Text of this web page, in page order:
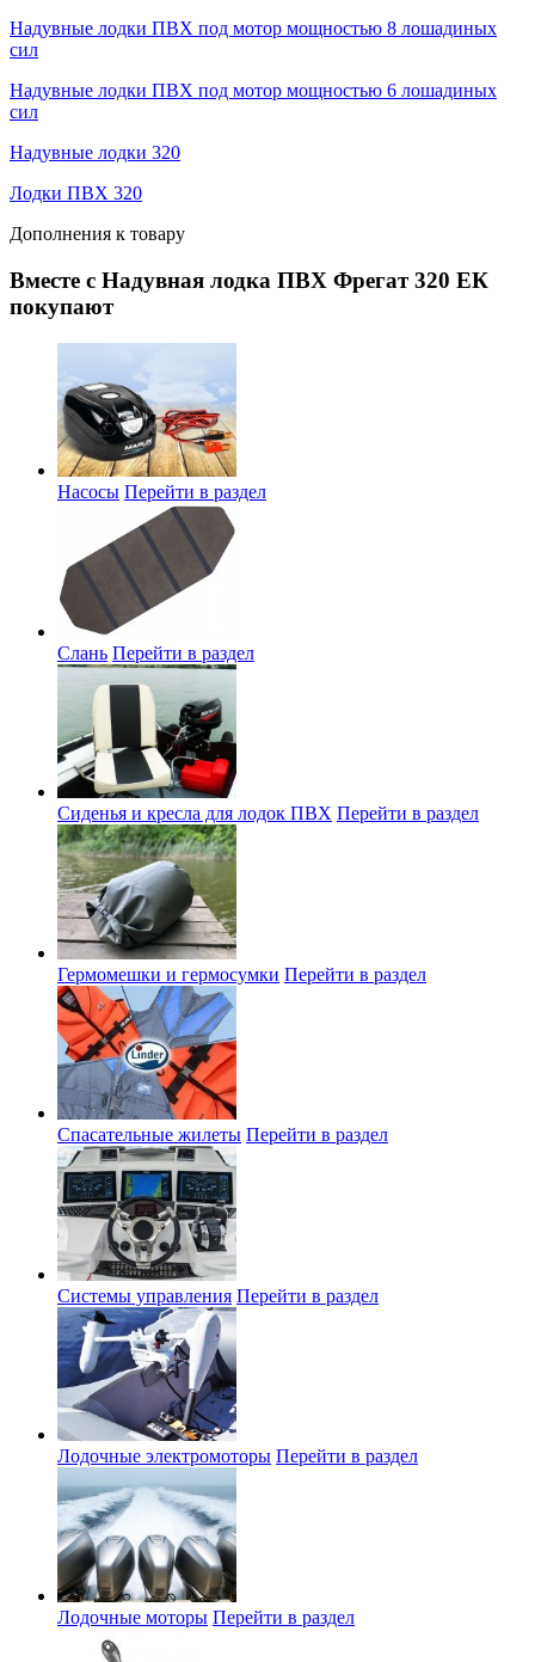
Надувные лодки ПВХ под мотор мощностью 8 лошадиных
сил
Надувные лодки ПВХ под мотор мощностью 6 лошадиных
сил
Надувные лодки 320
Лодки ПВХ 320
Дополнения к товару
Вместе с Надувная лодка ПВХ Фрегат 320 ЕК
покупают
Насосы Перейти в раздел
Слань Перейти в раздел
Сиденья и кресла для лодок ПВХ Перейти в раздел
Гермомешки и гермосумки Перейти в раздел
Спасательные жилеты Перейти в раздел
Системы управления Перейти в раздел
Лодочные электромоторы Перейти в раздел
Лодочные моторы Перейти в раздел